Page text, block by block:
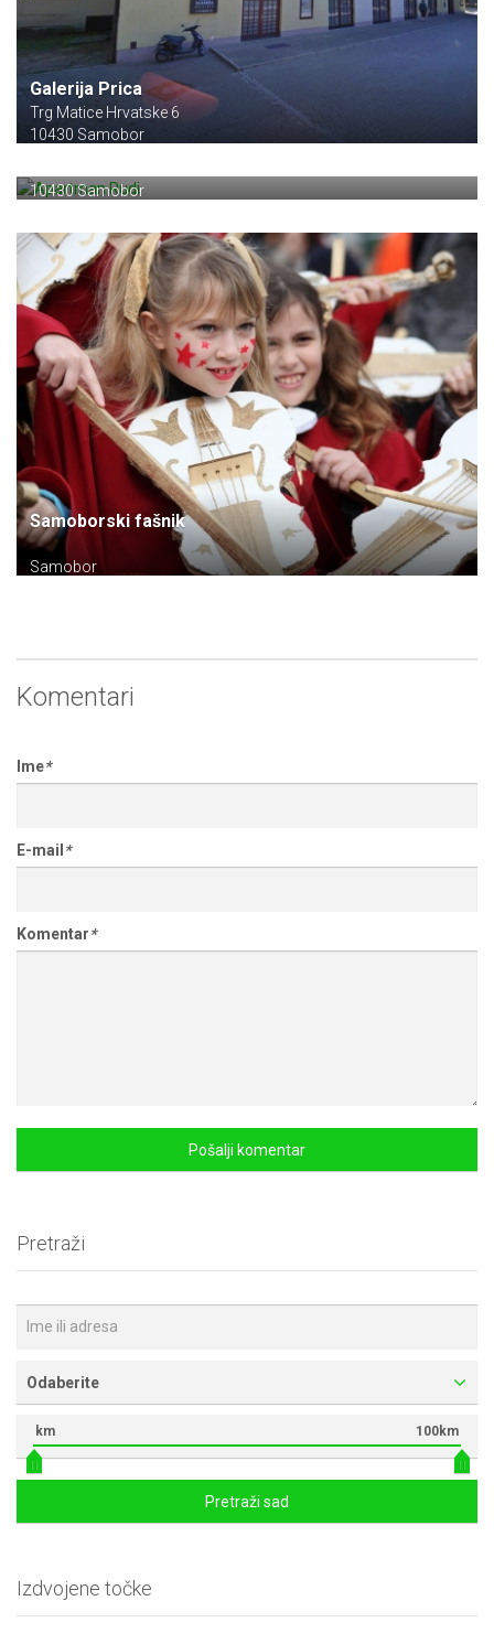
Galerija Prica
Trg Matice Hrvatske 6
10430 Samobor
Apartman Rudi
10430 Samobor
Samoborski fašnik
Samobor
Komentari
Ime*
E-mail *
Komentar*
Pretraži
Odaberite
km 100km
Pretraži sad
Izdvojene točke